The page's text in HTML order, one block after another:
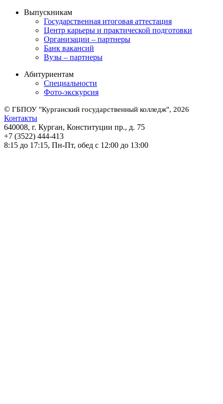
Выпускникам
Государственная итоговая аттестация
Центр карьеры и практической подготовки
Организации – партнеры
Банк вакансий
Вузы – партнеры
Абитуриентам
Специальности
Фото-экскурсия
© ГБПОУ "Курганский государственный колледж", 2026
Контакты
640008, г. Курган, Конституции пр., д. 75
+7 (3522) 444-413
8:15 до 17:15, Пн-Пт, обед с 12:00 до 13:00